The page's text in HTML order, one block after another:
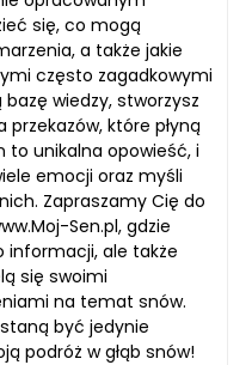
się, co mogą
a także jakie
często zagadkowymi
wiedzy, stworzysz
które płyną
to unikalna opowieść, i
emocji oraz myśli
Zapraszamy Cię do
Sen.pl, gdzie
informacji, ale także
się swoimi
na temat snów.
być jedynie
podróż w głąb snów!